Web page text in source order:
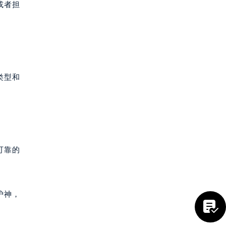
预约）
者担
型和
靠的
，
